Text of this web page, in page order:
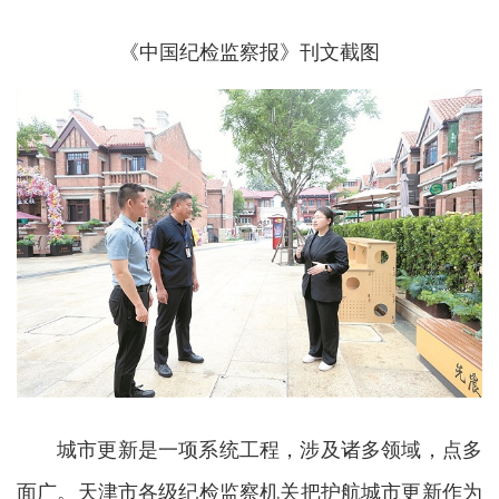
《中国纪检监察报》刊文截图
城市更新是一项系统工程，涉及诸多领域，点多
面广。天津市各级纪检监察机关把护航城市更新作为